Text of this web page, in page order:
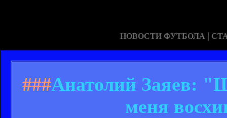
НОВОСТИ ФУТБОЛА |
###Анатолий Заяев:
меня